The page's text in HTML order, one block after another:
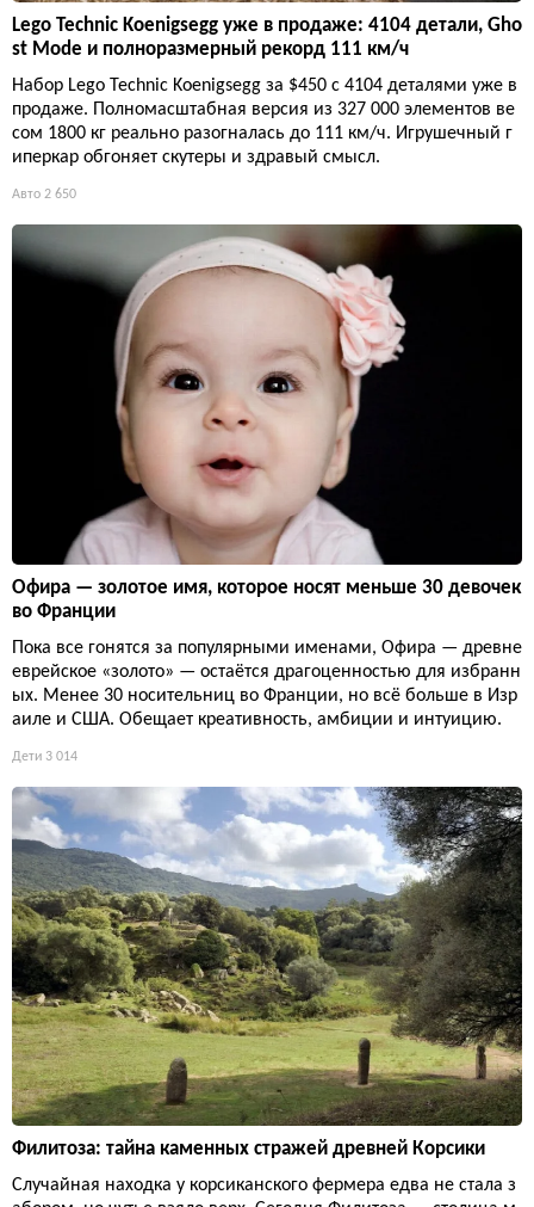
Lego Technic Koenigsegg уже в продаже: 4104 детали, Gho
st Mode и полноразмерный рекорд 111 км/ч
Набор Lego Technic Koenigsegg за $450 с 4104 деталями уже в
продаже. Полномасштабная версия из 327 000 элементов ве
сом 1800 кг реально разогналась до 111 км/ч. Игрушечный г
иперкар обгоняет скутеры и здравый смысл.
Авто 2 650
Офира — золотое имя, которое носят меньше 30 девочек
во Франции
Пока все гонятся за популярными именами, Офира — древне
еврейское «золото» — остаётся драгоценностью для избранн
ых. Менее 30 носительниц во Франции, но всё больше в Изр
аиле и США. Обещает креативность, амбиции и интуицию.
Дети 3 014
Филитоза: тайна каменных стражей древней Корсики
Случайная находка у корсиканского фермера едва не стала з